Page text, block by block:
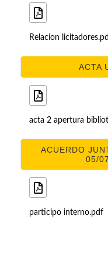
Relacion
ACTA
acta 2 apertura
ACUERDO
05/
participo interno.pdf